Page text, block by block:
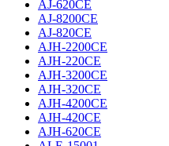
AJ-620CE
AJ-8200CE
AJ-820CE
AJH-2200CE
AJH-220CE
AJH-3200CE
AJH-320CE
AJH-4200CE
AJH-420CE
AJH-620CE